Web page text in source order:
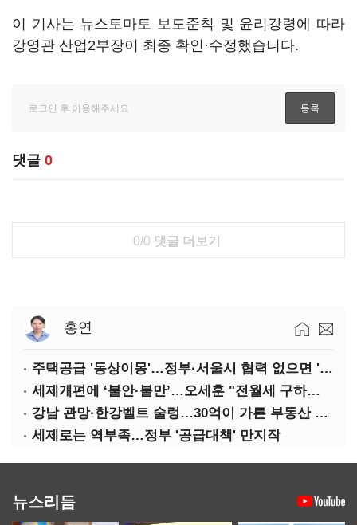
이 기사는 뉴스토마토 보도준칙 및 윤리강령에 따라
강영관 산업2부장이 최종 확인·수정했습니다.
댓글 0
0/0 댓글 더보기
홍연
주택공급 '동상이몽'…정부·서울시 협력 없으면 '공수표'
세제개편에 ‘불안·불만’…오세훈 "전월세 구하기 더 힘들어질 것"
강남 관망·한강벨트 술렁…30억이 가른 부동산 민심
세제로는 역부족…정부 '공급대책' 만지작
뉴스리듬